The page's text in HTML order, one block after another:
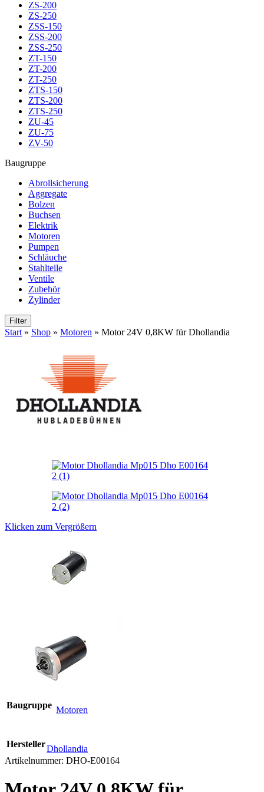
ZS-200
ZS-250
ZSS-150
ZSS-200
ZSS-250
ZT-150
ZT-200
ZT-250
ZTS-150
ZTS-200
ZTS-250
ZU-45
ZU-75
ZV-50
Baugruppe
Abrollsicherung
Aggregate
Bolzen
Buchsen
Elektrik
Motoren
Pumpen
Schläuche
Stahlteile
Ventile
Zubehör
Zylinder
Filter
Start » Shop » Motoren » Motor 24V 0,8KW für Dhollandia
Klicken zum Vergrößern
Baugruppe Motoren
HerstellerDhollandia
Artikelnummer: DHO-E00164